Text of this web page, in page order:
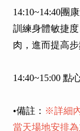
14:10~14:40團
訓練身體敏捷
肉，進而提高步
14:40~15:00 點
•備註： ※詳細
當天場地安排為